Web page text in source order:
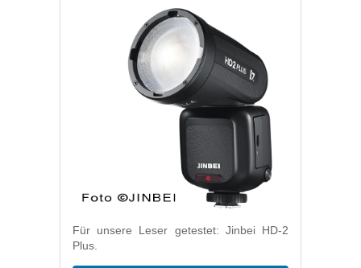
Für unsere Leser getestet: Jinbei HD-2
Plus.